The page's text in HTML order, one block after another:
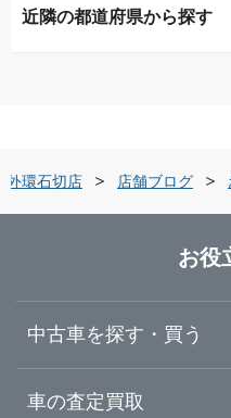
ガリバー大阪中央出張査定
ガリバー泉北店
ガリバーときはま中百舌鳥
ガリバー岸和田和泉店
大阪市西区
岸和田市
近隣の都道府県から探す
奈良県
外環石切店 店舗ブログ
お役
中古車を探す・買う
中古車情報・中古車検索
車の査定買取